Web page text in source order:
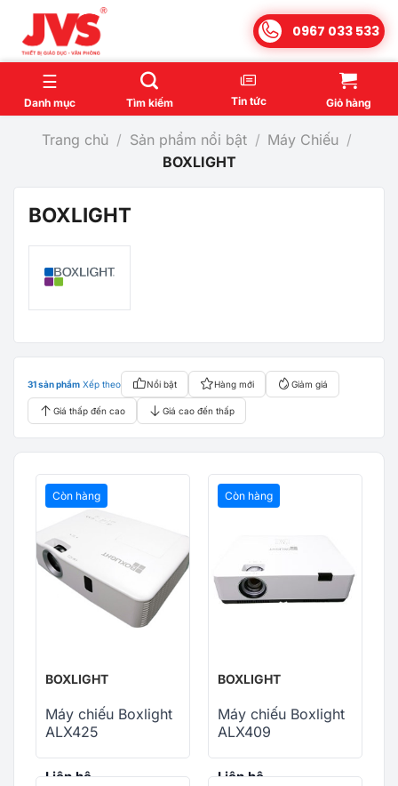
Danh mục Tìm kiếm Tin tức Giỏ hàng
0967 033 533
Trang chủ / Sản phẩm nổi bật / Máy Chiếu /
BOXLIGHT
BOXLIGHT
31 sản phẩm Xếp theo Nổi bật Hàng mới Giảm giá
Giá thấp đến cao Giá cao đến thấp
Còn hàng
BOXLIGHT
Máy chiếu Boxlight
ALX425
Liên hệ
Còn hàng
BOXLIGHT
Máy chiếu Boxlight
ALX409
Liên hệ